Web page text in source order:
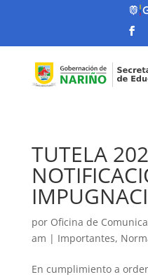
TUTELA
por Oficina de
am | Importantes,
En cumplimiento a